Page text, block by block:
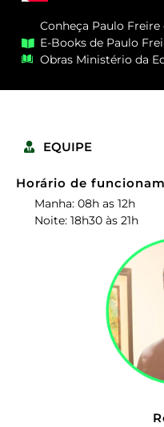
Conheça Paulo Freire
E-Books de Paulo
Obras Ministério da
EQUIPE
Horário de
Manha: 08h as 12h
Noite: 18h30 às 21h